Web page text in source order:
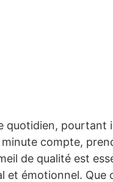
quotidien, pourtant
compte,
de qualité est
et émotionnel. Que